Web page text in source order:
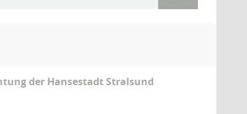
der Hansestadt Stralsund